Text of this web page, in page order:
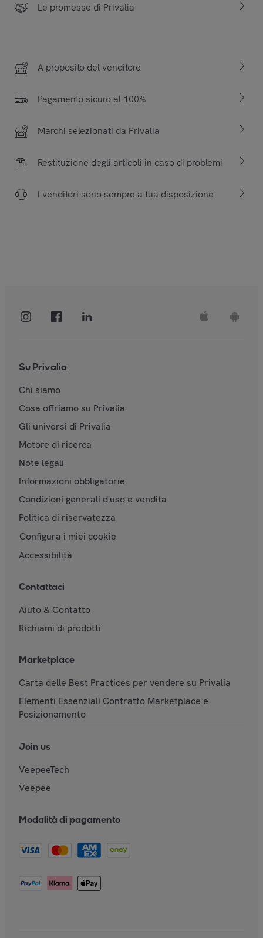
Le promesse di Privalia
A proposito del venditore
Pagamento sicuro al 100%
Marchi selezionati da Privalia
Restituzione degli articoli in caso di problemi
I venditori sono sempre a tua disposizione
Su Privalia
Chi siamo
Cosa offriamo su Privalia
Gli universi di Privalia
Motore di ricerca
Note legali
Informazioni obbligatorie
Condizioni generali d'uso e vendita
Politica di riservatezza
Configura i miei cookie
Accessibilità
Contattaci
Aiuto & Contatto
Richiami di prodotti
Marketplace
Carta delle Best Practices per vendere su Privalia
Elementi Essenziali Contratto Marketplace e
Posizionamento
Join us
VeepeeTech
Veepee
Modalità di pagamento